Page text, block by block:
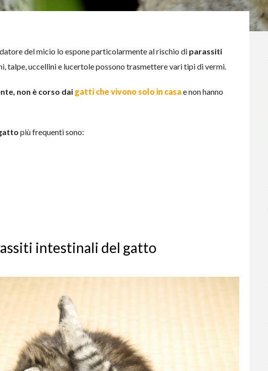
del micio lo espone particolarmente al rischio di parassiti
talpe, uccellini e lucertole possono trasmettere vari tipi di vermi.
non è corso dai gatti che vivono solo in casae non hanno
più frequenti sono:
intestinali del gatto